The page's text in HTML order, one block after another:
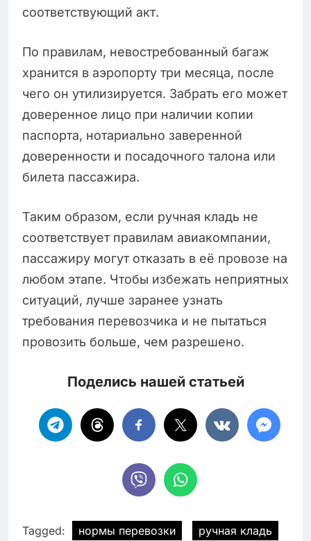
соответствующий акт.
По правилам, невостребованный багаж
хранится в аэропорту три месяца, после
чего он утилизируется. Забрать его может
доверенное лицо при наличии копии
паспорта, нотариально заверенной
доверенности и посадочного талона или
билета пассажира.
Таким образом, если ручная кладь не
соответствует правилам авиакомпании,
пассажиру могут отказать в её провозе на
любом этапе. Чтобы избежать неприятных
ситуаций, лучше заранее узнать
требования перевозчика и не пытаться
провозить больше, чем разрешено.
Поделись нашей статьей
Tagged: нормы перевозки ручная кладь